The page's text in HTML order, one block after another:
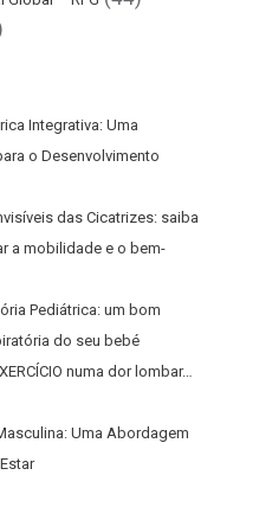
Integrativa: Uma
o Desenvolvimento
das Cicatrizes: saiba
a mobilidade e o bem-
Pediátrica: um bom
do seu bebé
numa dor lombar…
Uma Abordagem